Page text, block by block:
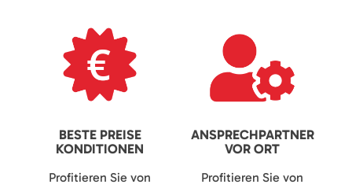
BESTE PREISE
KONDITIONEN
Profitieren Sie von
ANSPRECHPARTNER
VOR ORT
Profitieren Sie von